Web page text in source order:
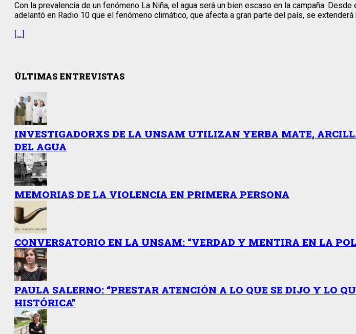
Con la prevalencia de un fenómeno La Niña, el agua será un bien escaso en la campaña.
adelantó en Radio 10 que el fenómeno climático, que afecta a gran parte del país, se extenderá
[…]
ÚLTIMAS ENTREVISTAS
INVESTIGADORXS DE LA UNSAM UTILIZAN YERBA MATE,
DEL AGUA
MEMORIAS DE LA VIOLENCIA EN PRIMERA PERSONA
CONVERSATORIO EN LA UNSAM: “VERDAD Y MENTIRA EN LA
PAULA SALERNO: “PRESTAR ATENCIÓN A LO QUE SE DIJO Y LO
HISTÓRICA”